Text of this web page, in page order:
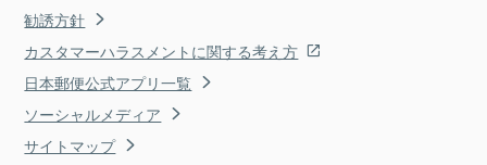
勧誘方針
カスタマーハラスメントに関する考え方
日本郵便公式アプリ一覧
ソーシャルメディア
サイトマップ